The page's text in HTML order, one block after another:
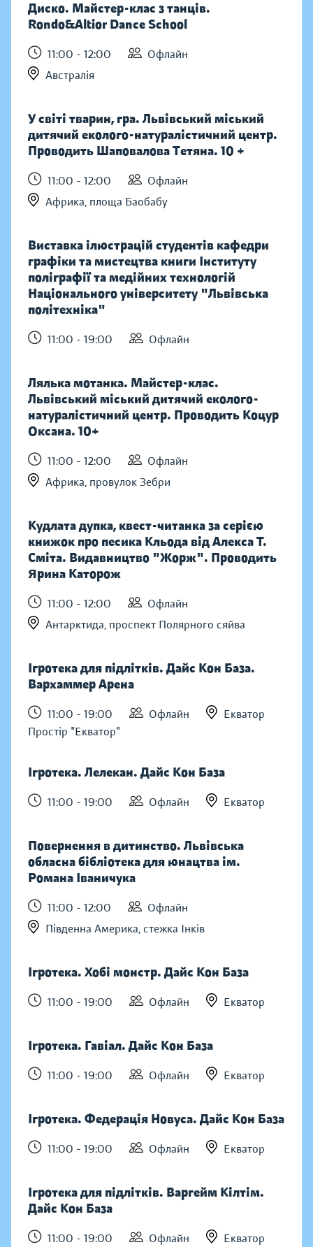
Диско. Майстер-клас з танців.
Rondo&Altior Dance School
11:00 - 12:00
Офлайн
Австралія
У світі тварин, гра. Львівський міський
дитячий еколого-натуралістичний центр.
Проводить Шаповалова Тетяна. 10 +
11:00 - 12:00
Офлайн
Африка, площа Баобабу
Виставка ілюстрацій студентів кафедри
графіки та мистецтва книги Інституту
поліграфії та медійних технологій
Національного університету "Львівська
політехніка"
11:00 - 19:00 Офлайн
Лялька мотанка. Майстер-клас.
Львівський міський дитячий еколого-
натуралістичний центр. Проводить Коцур
Оксана. 10+
11:00 - 12:00
Офлайн
Африка, провулок Зебри
Кудлата дупка, квест-читанка за серією
книжок про песика Кльода від Алекса Т.
Сміта. Видавництво "Жорж". Проводить
Ярина Каторож
11:00 - 12:00
Офлайн
Антарктида, проспект Полярного сяйва
Ігротека для підлітків. Дайс Кон База.
Вархаммер Арена
11:00 - 19:00 Офлайн
Екватор
Простір "Екватор"
Ігротека. Лелекан. Дайс Кон База
11:00 - 19:00 Офлайн Екватор
Повернення в дитинство. Львівська
обласна бібліотека для юнацтва ім.
Романа Іваничука
11:00 - 12:00
Офлайн
Південна Америка, стежка Інків
Ігротека. Хобі монстр. Дайс Кон База
11:00 - 19:00 Офлайн Екватор
Ігротека. Гавіал. Дайс Кон База
11:00 - 19:00 Офлайн Екватор
Ігротека. Федерація Новуса. Дайс Кон База
11:00 - 19:00 Офлайн Екватор
Ігротека для підлітків. Варгейм Кілтім.
Дайс Кон База
11:00 - 19:00 Офлайн Екватор